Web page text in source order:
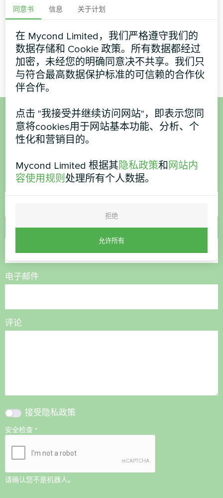
家庭住宅配备
Mycond 热泵
BeeThermic
MyCond BeeThermic 热泵
模块式热泵 MCU 系列
想购买或有疑问？
联系我们，我们将为您提供帮助
名称
电话号码
电子邮件
评论
接受隐私政策
安全检查 *
请确认您不是机器人。
同意书 信息 关于计划
在 Mycond Limited，我们严格遵守我们的
数据存储和 Cookie 政策。所有数据都经过
加密，未经您的明确同意决不共享。我们只
与符合最高数据保护标准的可信赖的合作伙
伴合作。
点击 "我接受并继续访问网站"，即表示您同
意将cookies用于网站基本功能、分析、个
性化和营销目的。
Mycond Limited 根据其隐私政策和 网站内
容使用规则处理所有个人数据。
拒绝
允许所有